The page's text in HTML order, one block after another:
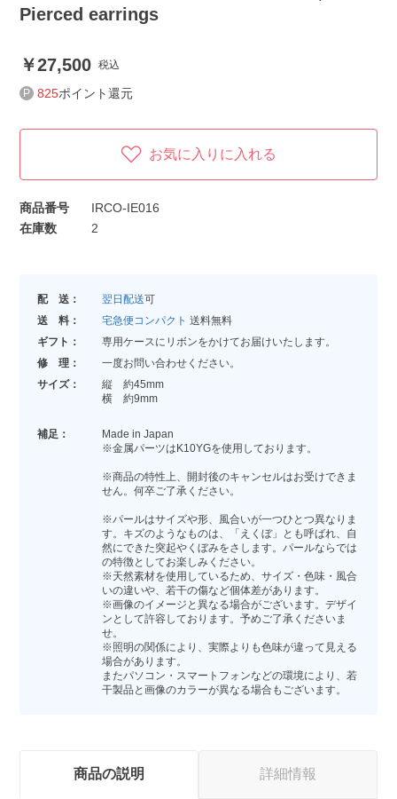
Pierced earrings
27,500 税込
825ポイント還元
お気に入りに入れる
商品番号
IRCO-IE016
在庫数
2
配 送： 翌日配送可
送 料：
宅急便コンパクト 送料無料
ギフト：
専用ケースにリボンをかけてお届けいたします。
修 理：
一度お問い合わせください。
サイズ：
縦 約45mm
横 約9mm
補足：
Made in Japan
※金属パーツはK10YGを使用しております。
※商品の特性上、開封後のキャンセルはお受けできま
せん。何卒ご了承ください。
※パールはサイズや形、風合いが一つひとつ異なりま
す。キズのようなものは、「えくぼ」とも呼ばれ、自
然にできた突起やくぼみをさします。パールならでは
の特徴としてお楽しみください。
※天然素材を使用しているため、サイズ・色味・風合
いの違いや、若干の傷など個体差があります。
※画像のイメージと異なる場合がございます。デザイ
ンとして許容しております。予めご了承くださいま
せ。
※照明の関係により、実際よりも色味が違って見える
場合があります。
またパソコン・スマートフォンなどの環境により、若
干製品と画像のカラーが異なる場合もございます。
商品の説明 詳細情報